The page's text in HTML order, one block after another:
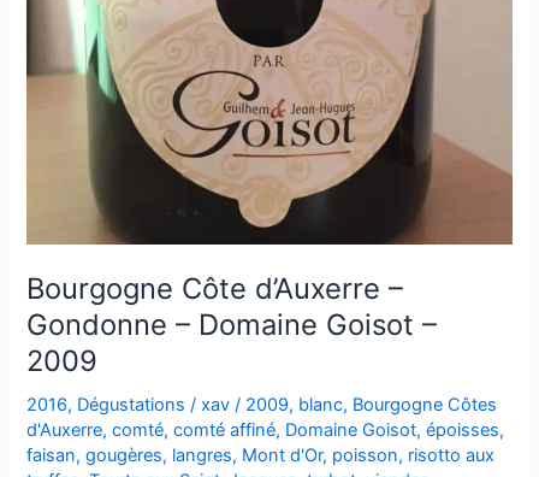
Bourgogne Côte d’Auxerre –
Gondonne – Domaine Goisot –
2009
2016, Dégustations /xav/ 2009, blanc, Bourgogne Côtes
d'Auxerre,comté,comté affiné, Domaine Goisot,époisses,
faisan,gougères, langres, Mont d'Or, poisson, risotto aux